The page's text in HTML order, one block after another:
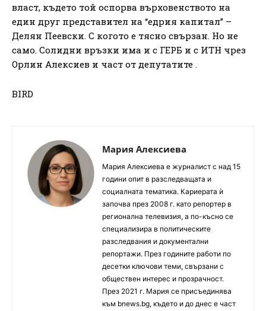
власт, където той оспорва върховенството на
един друг представител на “едрия капитал” –
Делян Пеевски. С когото е тясно свързан. Но не
само. Солидни връзки има и с ГЕРБ и с ИТН чрез
Орлин Алексиев и част от депутатите .
BIRD
Мария Алексиева
Мария Алексиева е журналист с над 15
години опит в разследващата и
социалната тематика. Кариерата ѝ
започва през 2008 г. като репортер в
регионална телевизия, а по-късно се
специализира в политическите
разследвания и документални
репортажи. През годините работи по
десетки ключови теми, свързани с
обществен интерес и прозрачност.
През 2021 г. Мария се присъединява
към bnews.bg, където и до днес е част